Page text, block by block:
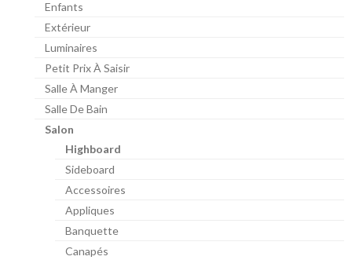
Enfants
Extérieur
Luminaires
Petit Prix À Saisir
Salle À Manger
Salle De Bain
Salon
Highboard
Sideboard
Accessoires
Appliques
Banquette
Canapés